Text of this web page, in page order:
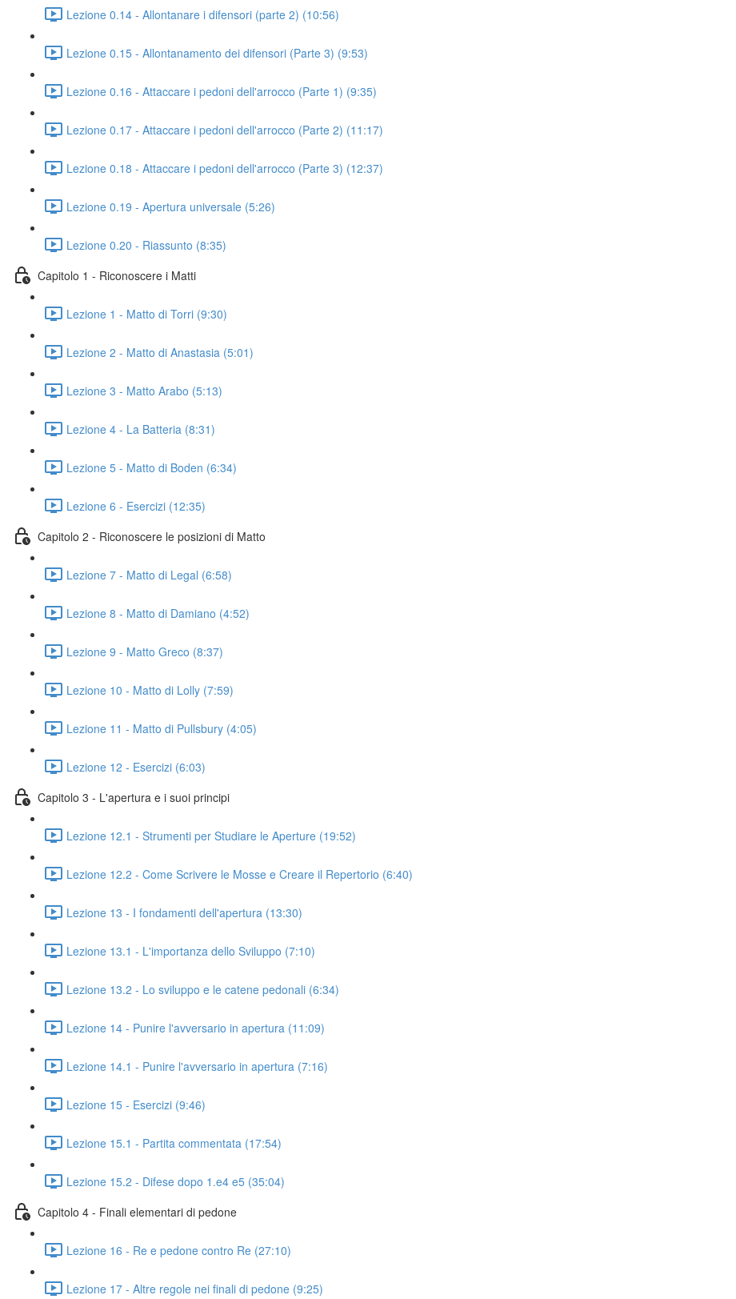
Lezione 0.14 - Allontanare i difensori (parte 2) (10:56)
Lezione 0.15 - Allontanamento dei difensori (Parte 3) (9:53)
Lezione 0.16 - Attaccare i pedoni dell'arrocco (Parte 1) (9:35)
Lezione 0.17 - Attaccare i pedoni dell'arrocco (Parte 2) (11:17)
Lezione 0.18 - Attaccare i pedoni dell'arrocco (Parte 3) (12:37)
Lezione 0.19 - Apertura universale (5:26)
Lezione 0.20 - Riassunto (8:35)
Capitolo 1 - Riconoscere i Matti
Lezione 1 - Matto di Torri (9:30)
Lezione 2 - Matto di Anastasia (5:01)
Lezione 3 - Matto Arabo (5:13)
Lezione 4 - La Batteria (8:31)
Lezione 5 - Matto di Boden (6:34)
Lezione 6 - Esercizi (12:35)
Capitolo 2 - Riconoscere le posizioni di Matto
Lezione 7 - Matto di Legal (6:58)
Lezione 8 - Matto di Damiano (4:52)
Lezione 9 - Matto Greco (8:37)
Lezione 10 - Matto di Lolly (7:59)
Lezione 11 - Matto di Pullsbury (4:05)
Lezione 12 - Esercizi (6:03)
Capitolo 3 - L'apertura e i suoi principi
Lezione 12.1 - Strumenti per Studiare le Aperture (19:52)
Lezione 12.2 - Come Scrivere le Mosse e Creare il Repertorio (6:40)
Lezione 13 - I fondamenti dell'apertura (13:30)
Lezione 13.1 - L'importanza dello Sviluppo (7:10)
Lezione 13.2 - Lo sviluppo e le catene pedonali (6:34)
Lezione 14 - Punire l'avversario in apertura (11:09)
Lezione 14.1 - Punire l'avversario in apertura (7:16)
Lezione 15 - Esercizi (9:46)
Lezione 15.1 - Partita commentata (17:54)
Lezione 15.2 - Difese dopo 1.e4 e5 (35:04)
Capitolo 4 - Finali elementari di pedone
Lezione 16 - Re e pedone contro Re (27:10)
Lezione 17 - Altre regole nei finali di pedone (9:25)